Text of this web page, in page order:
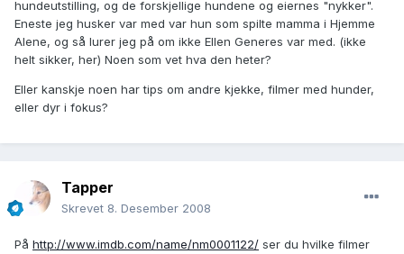
hundeutstilling, og de forskjellige hundene og eiernes "nykker".
Eneste jeg husker var med var hun som spilte mamma i Hjemme
Alene, og så lurer jeg på om ikke Ellen Generes var med. (ikke
helt sikker, her) Noen som vet hva den heter?
Eller kanskje noen har tips om andre kjekke, filmer med hunder,
eller dyr i fokus?
Tapper
Skrevet 8. Desember 2008
På http://www.imdb.com/name/nm0001122/ ser du hvilke filmer